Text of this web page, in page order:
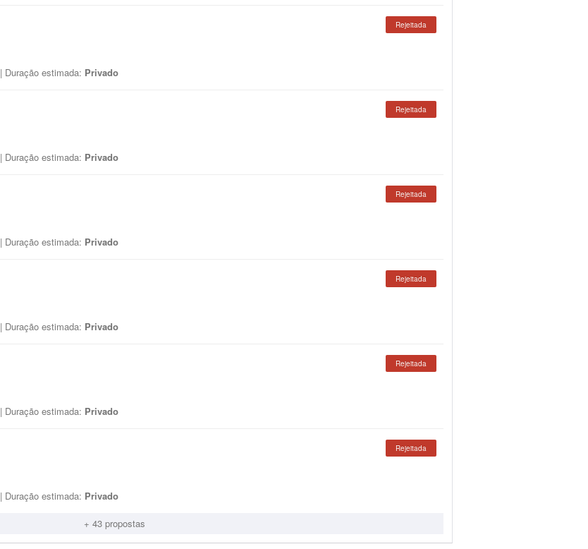
Rejeitada
| Duração estimada: Privado
Rejeitada
| Duração estimada: Privado
Rejeitada
| Duração estimada: Privado
Rejeitada
| Duração estimada: Privado
Rejeitada
| Duração estimada: Privado
Rejeitada
| Duração estimada: Privado
+ 43 propostas